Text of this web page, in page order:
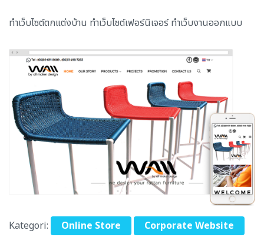
ทำเว็บไซต์ตกแต่งบ้าน ทำเว็บไซต์เฟอร์นิเจอร์ ทำเว็บงานออกแบบ
Kategori: Online Store
Corporate Website